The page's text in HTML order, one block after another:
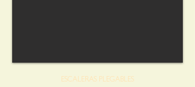
ESCALERAS PLEGABLES